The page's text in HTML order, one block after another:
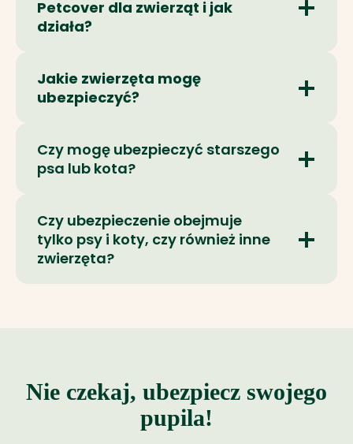
Petcover dla zwierząt i jak
działa?
Jakie zwierzęta mogę
ubezpieczyć?
Czy mogę ubezpieczyć starszego
psa lub kota?
Czy ubezpieczenie obejmuje
tylko psy i koty, czy również inne
zwierzęta?
Nie czekaj, ubezpiecz swojego
pupila!